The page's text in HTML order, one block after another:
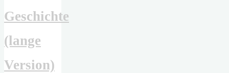
Geschichte
(lange
Version)